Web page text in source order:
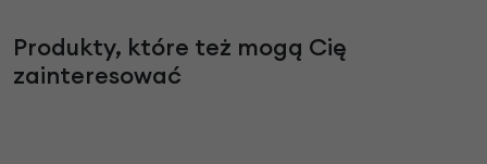
Produkty, które też mogą Cię
zainteresować